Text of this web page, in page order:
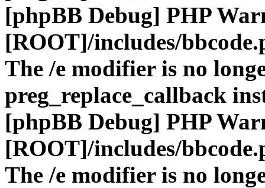
[phpBB Debug] PHP
[ROOT]/includes/
The /e modifier is no
preg_replace_callback
[phpBB Debug] PHP
[ROOT]/includes/
The /e modifier is no